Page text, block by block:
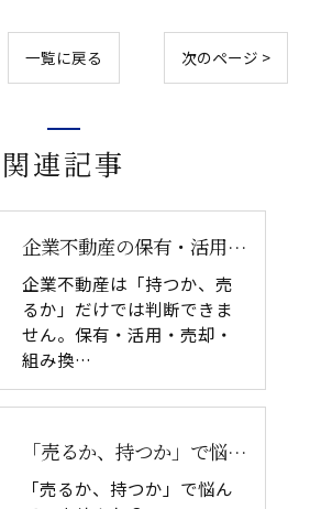
一覧に戻る 次のページ >
関連記事
企業不動産の保有・活用・売却・組み換えをどう比較するか｜CRE戦略の8つの評価軸
企業不動産は「持つか、売
るか」だけでは判断できま
せん。保有・活用・売却・
組み換…
「売るか、持つか」で悩んでいませんか？
「売るか、持つか」で悩ん